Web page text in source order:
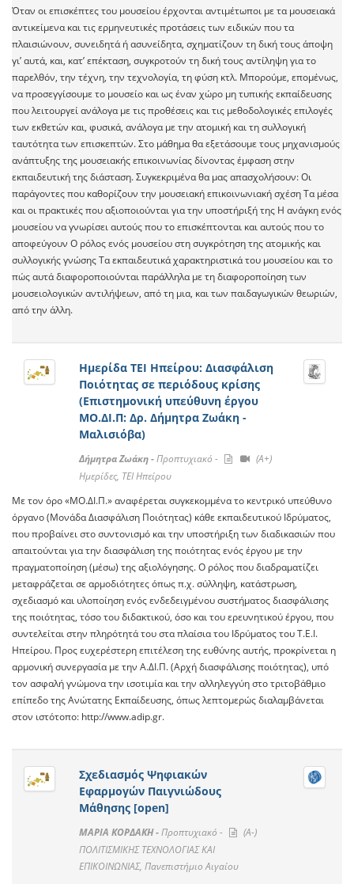
Όταν οι επισκέπτες του μουσείου έρχονται αντιμέτωποι με τα μουσειακά
αντικείμενα και τις ερμηνευτικές προτάσεις των ειδικών που τα
πλαισιώνουν, συνειδητά ή ασυνείδητα, σχηματίζουν τη δική τους άποψη
γι’ αυτά, και, κατ’ επέκταση, συγκροτούν τη δική τους αντίληψη για το
παρελθόν, την τέχνη, την τεχνολογία, τη φύση κτλ. Μπορούμε, επομένως,
να προσεγγίσουμε το μουσείο και ως έναν χώρο μη τυπικής εκπαίδευσης
που λειτουργεί ανάλογα με τις προθέσεις και τις μεθοδολογικές επιλογές
των εκθετών και, φυσικά, ανάλογα με την ατομική και τη συλλογική
ταυτότητα των επισκεπτών. Στο μάθημα θα εξετάσουμε τους μηχανισμούς
ανάπτυξης της μουσειακής επικοινωνίας δίνοντας έμφαση στην
εκπαιδευτική της διάσταση. Συγκεκριμένα θα μας απασχολήσουν: Οι
παράγοντες που καθορίζουν την μουσειακή επικοινωνιακή σχέση Τα μέσα
και οι πρακτικές που αξιοποιούνται για την υποστήριξή της Η ανάγκη ενός
μουσείου να γνωρίσει αυτούς που το επισκέπτονται και αυτούς που το
αποφεύγουν Ο ρόλος ενός μουσείου στη συγκρότηση της ατομικής και
συλλογικής γνώσης Τα εκπαιδευτικά χαρακτηριστικά του μουσείου και το
πώς αυτά διαφοροποιούνται παράλληλα με τη διαφοροποίηση των
μουσειολογικών αντιλήψεων, από τη μια, και των παιδαγωγικών θεωριών,
από την άλλη.
Ημερίδα ΤΕΙ Ηπείρου: Διασφάλιση
Ποιότητας σε περιόδους κρίσης
(Επιστημονική υπεύθυνη έργου
ΜΟ.ΔΙ.Π: Δρ. Δήμητρα Ζωάκη -
Μαλισιόβα)
Δήμητρα Ζωάκη -Προπτυχιακό -
(A+)
Ημερίδες, ΤΕΙ Ηπείρου
Με τον όρο «ΜΟ.ΔΙ.Π.» αναφέρεται συγκεκομμένα το κεντρικό υπεύθυνο
όργανο (Μoνάδα Διασφάλιση Ποιότητας) κάθε εκπαιδευτικού Ιδρύματος,
που προβαίνει στο συντονισμό και την υποστήριξη των διαδικασιών που
απαιτούνται για την διασφάλιση της ποιότητας ενός έργου με την
πραγματοποίηση (μέσω) της αξιολόγησης. Ο ρόλος που διαδραματίζει
μεταφράζεται σε αρμοδιότητες όπως π.χ. σύλληψη, κατάστρωση,
σχεδιασμό και υλοποίηση ενός ενδεδειγμένου συστήματος διασφάλισης
της ποιότητας, τόσο του διδακτικού, όσο και του ερευνητικού έργου, που
συντελείται στην πληρότητά του στα πλαίσια του Ιδρύματος του Τ.Ε.Ι.
Ηπείρου. Προς ευχερέστερη επιτέλεση της ευθύνης αυτής, προκρίνεται η
αρμονική συνεργασία με την Α.ΔΙ.Π. (Αρχή διασφάλισης ποιότητας), υπό
τον ασφαλή γνώμονα την ισοτιμία και την αλληλεγγύη στο τριτοβάθμιο
επίπεδο της Ανώτατης Εκπαίδευσης, όπως λεπτομερώς διαλαμβάνεται
στον ιστότοπο: http://www.adip.gr.
Σχεδιασμός Ψηφιακών
Εφαρμογών Παιγνιώδους
Μάθησης [open]
ΜΑΡΙΑ ΚΟΡΔΑΚΗ -Προπτυχιακό -
(A-)
ΠΟΛΙΤΙΣΜΙΚΗΣ ΤΕΧΝΟΛΟΓΙΑΣ ΚΑΙ
ΕΠΙΚΟΙΝΩΝΙΑΣ, Πανεπιστήμιο Αιγαίου